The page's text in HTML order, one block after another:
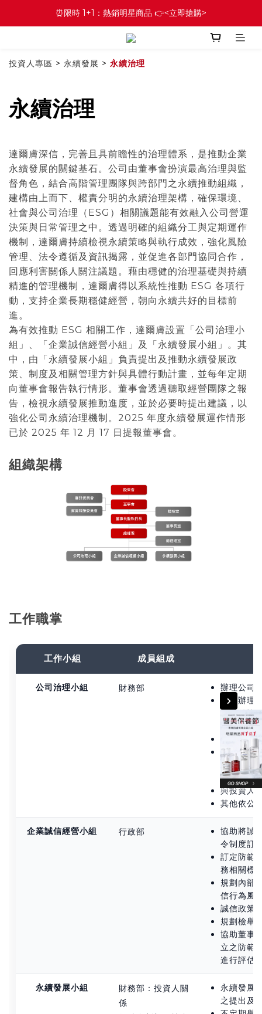
⏰限時 1+1：熱銷明星商品 👉<立即搶購>
投資人專區 > 永續發展 > 永續治理
永續治理
達爾膚深信，完善且具前瞻性的治理體系，是推動企業
永續發展的關鍵基石。公司由董事會扮演最高治理與監
督角色，結合高階管理團隊與跨部門之永續推動組織，
建構由上而下、權責分明的永續治理架構，確保環境、
社會與公司治理（ESG）相關議題能有效融入公司營運
決策與日常管理之中。透過明確的組織分工與定期運作
機制，達爾膚持續檢視永續策略與執行成效，強化風險
管理、法令遵循及資訊揭露，並促進各部門協同合作，
回應利害關係人關注議題。藉由穩健的治理基礎與持續
精進的管理機制，達爾膚得以系統性推動 ESG 各項行
動，支持企業長期穩健經營，朝向永續共好的目標前
進。
為有效推動 ESG 相關工作，達爾膚設置「公司治理小
組」、「企業誠信經營小組」及「永續發展小組」。其
中，由「永續發展小組」負責提出及推動永續發展政
策、制度及相關管理方針與具體行動計畫，並每年定期
向董事會報告執行情形。董事會透過聽取經營團隊之報
告，檢視永續發展推動進度，並於必要時提出建議，以
強化公司永續治理機制。2025 年度永續發展運作情形
已於 2025 年 12 月 17 日提報董事會。
組織架構
工作職掌
工作小組 成員組成
公司治理小組 財務部
辦理公司
依法辦
宜，並協
關法令。
製作董
提供董事
公司有關
遵循法令
與投資人
其他依公
企業誠信經營小組 行政部
協助將誠
令制度訂
訂定防範
務相關標
規劃內部
信行為風
誠信政策
規劃檢舉
協助董事
立之防範
進行評估
永續發展小組
財務部：投資人關
係
永續發展
之提出及